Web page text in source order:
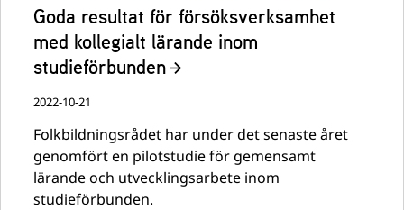
Goda resultat för försöksverksamhet
med kollegialt lärande inom
studieförbunden
2022-10-21
Folkbildningsrådet har under det senaste året
genomfört en pilotstudie för gemensamt
lärande och utvecklingsarbete inom
studieförbunden.